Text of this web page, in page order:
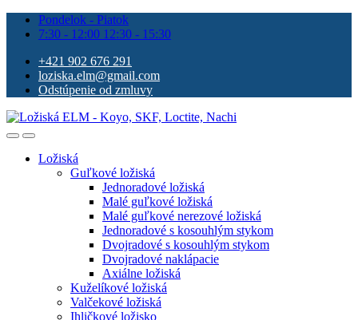
Pondelok - Piatok
7:30 - 12:00 12:30 - 15:30
+421 902 676 291
loziska.elm@gmail.com
Odstúpenie od zmluvy
Ložiská
Guľkové ložiská
Jednoradové ložiská
Malé guľkové ložiská
Malé guľkové nerezové ložiská
Jednoradové s kosouhlým stykom
Dvojradové s kosouhlým stykom
Dvojradové naklápacie
Axiálne ložiská
Kuželíkové ložiská
Valčekové ložiská
Ihličkové ložisko